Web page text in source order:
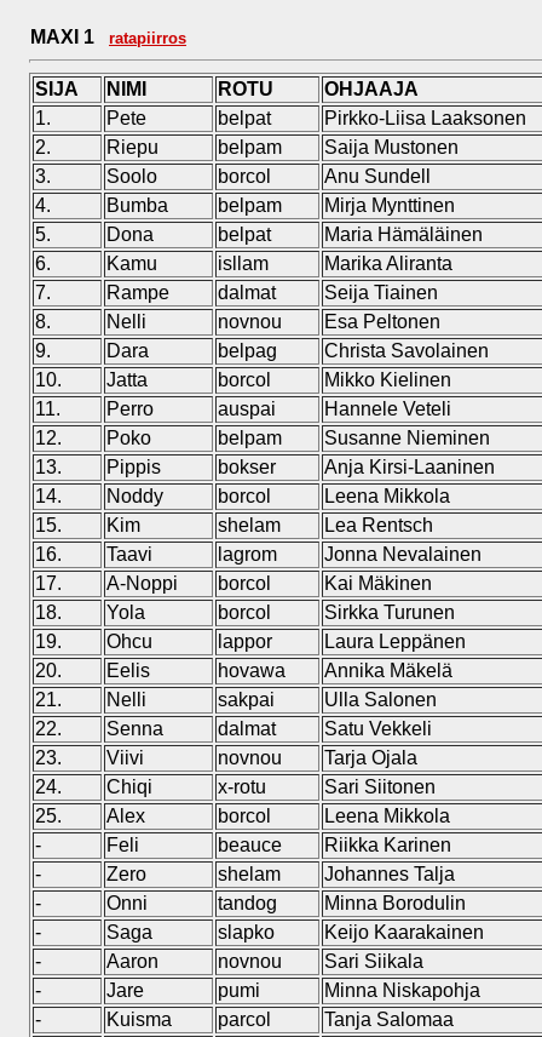
MAXI 1 ratapiirros
SIJA NIMI ROTU
OHJAAJA
1.
Pete belpat
Pirkko-Liisa Laaksonen
2.
Riepu belpam
Saija Mustonen
3.
Soolo borcol
Anu Sundell
4.
Bumba belpam
Mirja Mynttinen
5.
Dona belpat
Maria Hämäläinen
6.
Kamu isllam
Marika Aliranta
7.
Rampe dalmat
Seija Tiainen
8.
Nelli novnou
Esa Peltonen
9.
Dara belpag
Christa Savolainen
10.
Jatta borcol
Mikko Kielinen
11.
Perro auspai
Hannele Veteli
12.
Poko belpam
Susanne Nieminen
13.
Pippis bokser
Anja Kirsi-Laaninen
14.
Noddy borcol
Leena Mikkola
15.
Kim shelam
Lea Rentsch
16.
Taavi lagrom
Jonna Nevalainen
17.
A-Noppi borcol
Kai Mäkinen
18.
Yola borcol
Sirkka Turunen
19.
Ohcu lappor
Laura Leppänen
20.
Eelis hovawa
Annika Mäkelä
21.
Nelli sakpai
Ulla Salonen
22.
Senna dalmat
Satu Vekkeli
23.
Viivi novnou
Tarja Ojala
24.
Chiqi x-rotu
Sari Siitonen
25.
Alex borcol
Leena Mikkola
-
Feli beauce
Riikka Karinen
-
Zero shelam
Johannes Talja
-
Onni tandog
Minna Borodulin
-
Saga slapko
Keijo Kaarakainen
-
Aaron novnou
Sari Siikala
-
Jare pumi
Minna Niskapohja
-
Kuisma parcol
Tanja Salomaa